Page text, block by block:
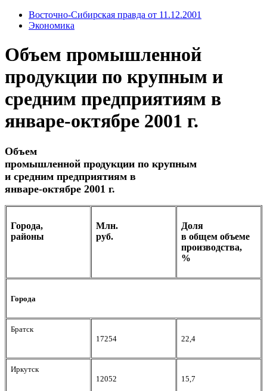
Восточно-Сибирская правда от 11.12.2001
Экономика
Объем промышленной
продукции по крупным и
средним предприятиям в
январе-октябре 2001 г.
Объем
промышленной продукции по крупным
и средним предприятиям в
январе-октябре 2001 г.
Города,
районы
Млн.
руб.
Доля
в общем объеме
производства,
%
Города
Братск
17254
22,4
Иркутск
12052
15,7